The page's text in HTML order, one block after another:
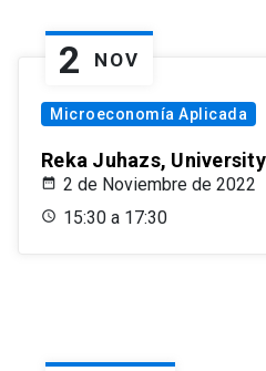
2 NOV
Microeconomía Aplicada
Reka Juhazs,
2 de Noviembre de 2022
15:30 a 17:30